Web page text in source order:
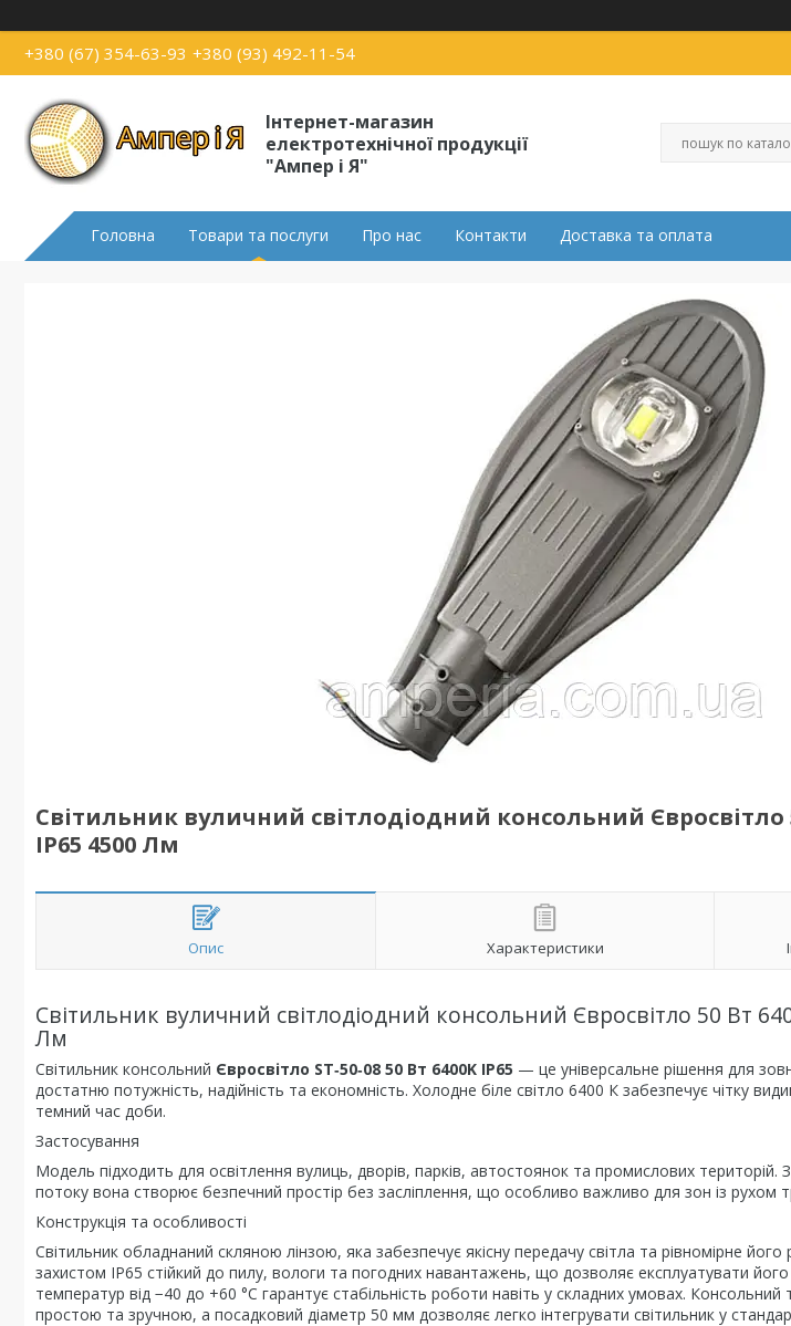
+380 (67) 354-63-93 +380 (93) 492-11-54
Інтернет-магазин
електротехнічної продукції
"Ампер і Я"
Головна Товари та послуги Про нас Контакти Доставка та оплата
Світильник вуличний світлодіодний консольний Євросвітло
IP65 4500 Лм
Опис Характеристики
Світильник вуличний світлодіодний консольний Євросвітло 50 Вт
Лм
Світильник консольний Євросвітло ST‑50‑08 50 Вт 6400K IP65 — це універсальне рішення для
достатню потужність, надійність та економність. Холодне біле світло 6400 К забезпечує чітку
темний час доби.
Застосування
Модель підходить для освітлення вулиць, дворів, парків, автостоянок та промислових територій.
потоку вона створює безпечний простір без засліплення, що особливо важливо для зон із рухом
Конструкція та особливості
Світильник обладнаний скляною лінзою, яка забезпечує якісну передачу світла та рівномірне
захистом IP65 стійкий до пилу, вологи та погодних навантажень, що дозволяє експлуатувати його
температур від −40 до +60 °C гарантує стабільність роботи навіть у складних умовах.
простою та зручною, а посадковий діаметр 50 мм дозволяє легко інтегрувати світильник у